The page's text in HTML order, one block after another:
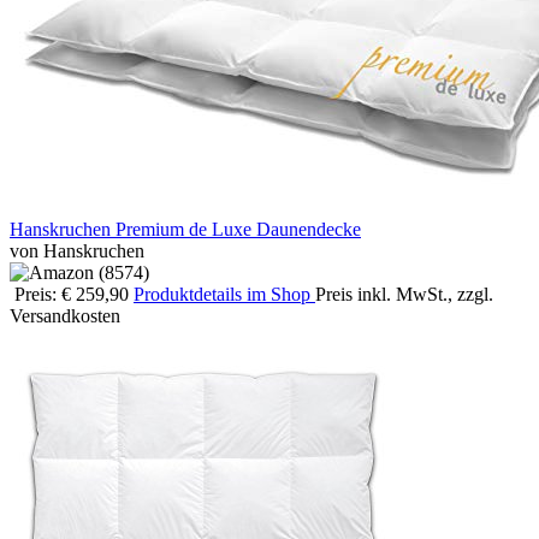
Hanskruchen Premium de Luxe Daunendecke
von Hanskruchen
Preis: € 259,90 Produktdetails im Shop Preis inkl. MwSt., zzgl.
Versandkosten